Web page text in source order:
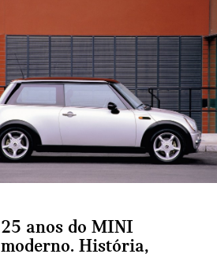
25 anos do MINI
moderno. História,